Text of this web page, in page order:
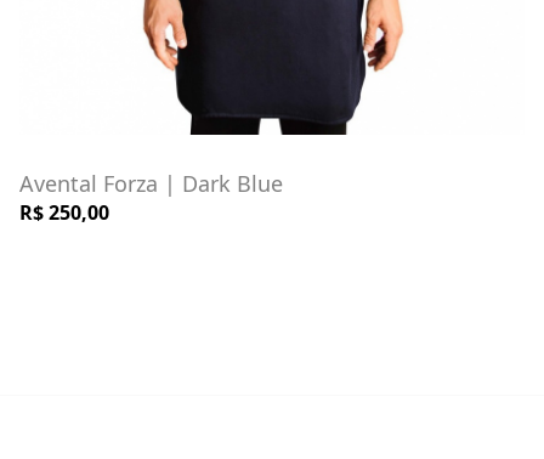
Avental Forza | Dark Blue
R$ 250,00